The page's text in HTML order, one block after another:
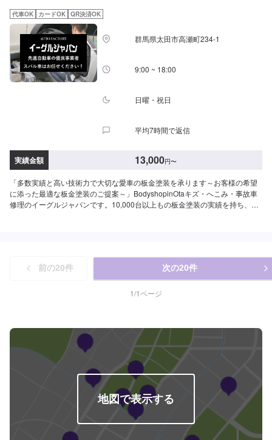
代車OK カードOK QR決済OK
群馬県太田市高瀬町234-1
9:00 ~ 18:00
日曜・祝日
平均7時間で返信
実績金額 13,000円〜
「多数実績と高い技術力で大切な愛車の板金塗装を承ります～お客様の希望
に添った最適な板金塗装のご提案～」BodyshopinOtaキズ・へこみ・事故車
修理のイーグルジャパンです。10,000台以上もの板金塗装の実績を持ち、太
｢なるべく費用を抑えて修理をしたい｣というご要望に対しても、最大限尊重
した上で、長年培った技術力を駆使して最適な方法のご提案をさせていただ
きます。スバル車に関しましては他社様でお断りされる様な内容でも承って
います。ぜひ、お問い合わせください！--------------------------------------------------
ください。-----パーツ持ち込みについて-----パーツの持ち込み可能です。オフ
ァーにて詳細をお願い致します。-----代車について-----無料の代車をご用意し
ています。お車の作業中は代車をご利用ください。※代車の燃料代はお客様に
ご負担いただいております。-----ご来店時の注意、受付方法-----当工場は竹の
くら様を過ぎ左手にMMM様の看板がある所を右折していただければ工場があ
ります。旗竿地の為、分かりにくい場合がございます。ご不明な場合はお電
話いただければと思います。入庫の際はお気をつけてお越しください。駐車
スペースは事務所前の空いているスペースに駐車してください。受付はスタ
ッフへ「メンテモで予約しました」とお伝えください。ご案内いたします。
【定休日・営業時間】定休日：日曜日、祝日営業時間：9:00~18:00
前の20件 次の20件
1/1ページ
地図で表示する